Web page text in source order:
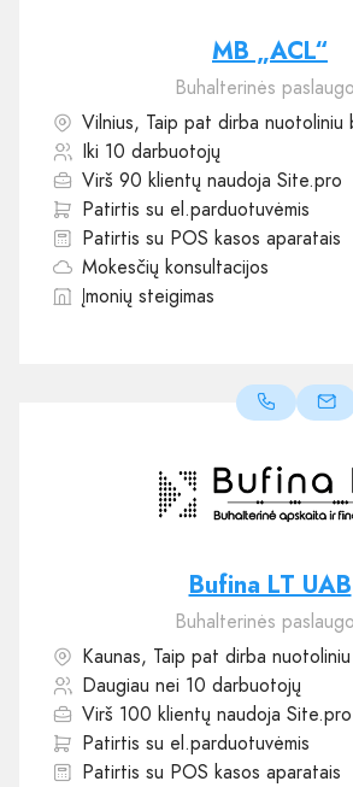
MB „ACL“
Buhalterinės
Vilnius, Taip pat dirba nuotoliniu
Iki 10 darbuotojų
Virš 90 klientų naudoja Site.pro
Patirtis su el.parduotuvėmis
Patirtis su POS kasos aparatais
Mokesčių konsultacijos
Įmonių steigimas
Bufina LT UAB
Buhalterinės
Kaunas, Taip pat dirba
Daugiau nei 10 darbuotojų
Virš 100 klientų naudoja Site.pro
Patirtis su el.parduotuvėmis
Patirtis su POS kasos aparatais